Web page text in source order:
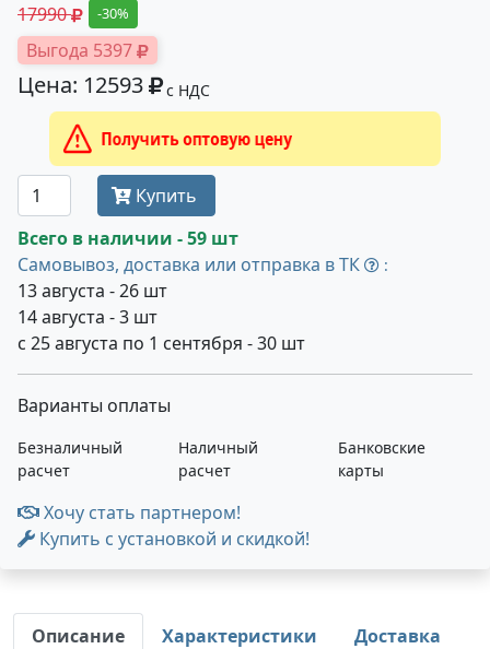
17990 -30%
Выгода 5397
Цена: 12593 с НДС
Получить оптовую цену
Купить
Всего в наличии - 59 шт
Самовывоз, доставка или отправка в ТК
:
13 августа - 26 шт
14 августа - 3 шт
с 25 августа по 1 сентября - 30 шт
Варианты оплаты
Безналичный
расчет
Наличный
расчет
Банковские
карты
Хочу стать партнером!
Купить с установкой и скидкой!
Описание Характеристики Доставка